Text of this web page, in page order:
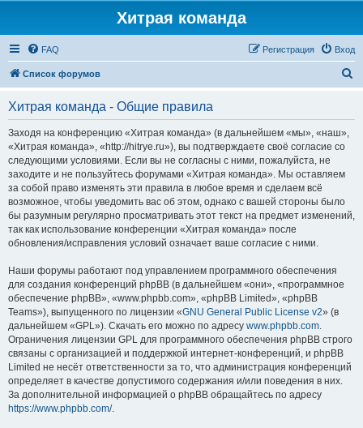
Хитрая команда
FAQ Вход
Регистрация
Список форумов
Хитрая команда - Общие правила
Заходя на конференцию «Хитрая команда» (в дальнейшем «мы», «наш»,
«Хитрая команда», «http://hitrye.ru»), вы подтверждаете своё согласие со
следующими условиями. Если вы не согласны с ними, пожалуйста, не
заходите и не пользуйтесь форумами «Хитрая команда». Мы оставляем
за собой право изменять эти правила в любое время и сделаем всё
возможное, чтобы уведомить вас об этом, однако с вашей стороны было
бы разумным регулярно просматривать этот текст на предмет изменений,
так как использование конференции «Хитрая команда» после
обновления/исправления условий означает ваше согласие с ними.
Наши форумы работают под управлением программного обеспечения
для создания конференций phpBB (в дальнейшем «они», «программное
обеспечение phpBB», «www.phpbb.com», «phpBB Limited», «phpBB
Teams»), выпущенного по лицензии «GNU General Public License v2» (в
дальнейшем «GPL»). Скачать его можно по адресу www.phpbb.com.
Ограничения лицензии GPL для программного обеспечения phpBB строго
связаны с организацией и поддержкой интернет-конференций, и phpBB
Limited не несёт ответственности за то, что администрация конференций
определяет в качестве допустимого содержания и/или поведения в них.
За дополнительной информацией о phpBB обращайтесь по адресу
https://www.phpbb.com/.